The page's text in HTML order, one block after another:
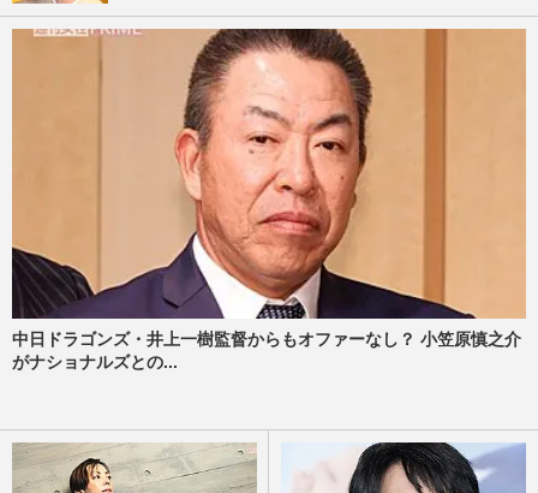
中日ドラゴンズ・井上一樹監督からもオファーなし？ 小笠原慎之介
がナショナルズとの...